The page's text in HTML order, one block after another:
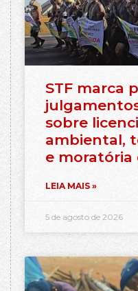
STF marca
sobre
ambiental,
e moratória
LEIA MAIS »
5 de agosto de 2026